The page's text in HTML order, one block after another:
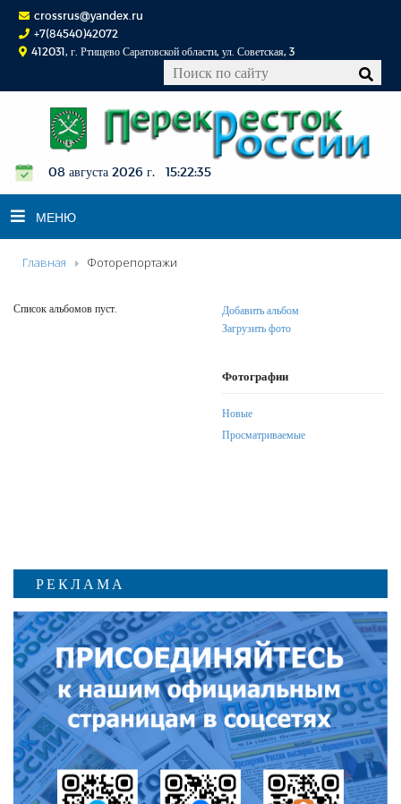
crossrus@yandex.ru
+7(84540)42072
412031, г. Ртищево Саратовской области, ул. Советская, 3
08 августа 2026 г. 15:22:36
МЕНЮ
ОФИЦИАЛЬНО
Главная Фоторепортажи
Добавить альбом
Загрузить фото
Фотографии
Новые
Просматриваемые
Список альбомов пуст.
РЕКЛАМА